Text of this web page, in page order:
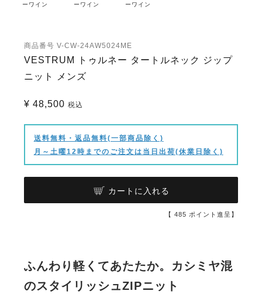
ーワイン
ーワイン
ーワイン
商品番号 V-CW-24AW5024ME
VESTRUM トゥルネー タートルネック ジップ
ニット メンズ
¥ 48,500 税込
送料無料・返品無料(一部商品除く)
月～土曜12時までのご注文は当日出荷(休業日除く)
カートに入れる
【 485 ポイント進呈】
ふんわり軽くてあたたか。カシミヤ混
のスタイリッシュZIPニット